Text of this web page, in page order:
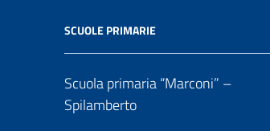
SCUOLE PRIMARIE
Scuola primaria “Marconi” –
Spilamberto